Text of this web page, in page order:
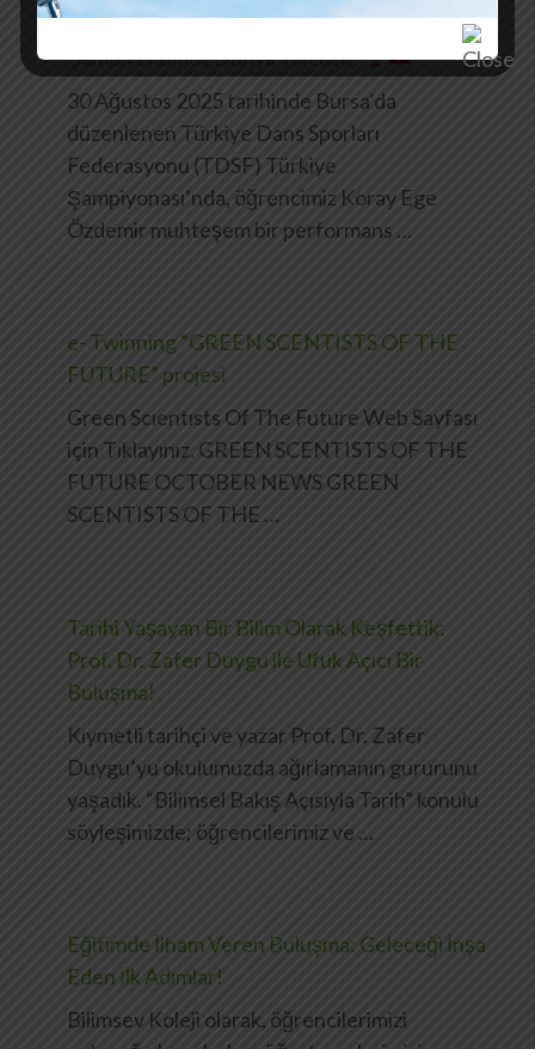
Şampiyonumuz Dünya Yolcusu!
30 Ağustos 2025 tarihinde Bursa’da
düzenlenen Türkiye Dans Sporları
Federasyonu (TDSF) Türkiye
Şampiyonası’nda, öğrencimiz Koray Ege
Özdemir muhteşem bir performans …
e- Twinning “GREEN SCENTISTS OF THE
FUTURE” projesi
Green Scıentısts Of The Future Web Sayfası
için Tıklayınız. GREEN SCENTISTS OF THE
FUTURE OCTOBER NEWS GREEN
SCENTISTS OF THE …
Tarihi Yaşayan Bir Bilim Olarak Keşfettik:
Prof. Dr. Zafer Duygu ile Ufuk Açıcı Bir
Buluşma!
Kıymetli tarihçi ve yazar Prof. Dr. Zafer
Duygu’yu okulumuzda ağırlamanın gururunu
yaşadık. “Bilimsel Bakış Açısıyla Tarih” konulu
söyleşimizde; öğrencilerimiz ve …
Eğitimde İlham Veren Buluşma: Geleceği İnşa
Eden İlk Adımlar!
Bilimsev Koleji olarak, öğrencilerimizi